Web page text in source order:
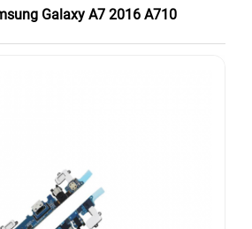
Galaxy A7 2016 A710